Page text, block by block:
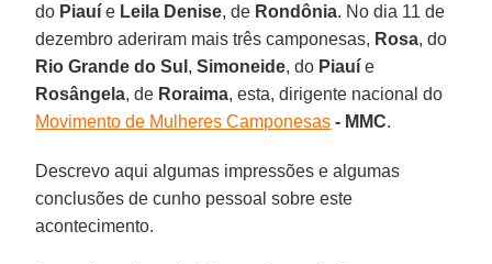
do Piauí e Leila Denise, de Rondônia. No dia 11 de
dezembro aderiram mais três camponesas, Rosa, do
Rio Grande do Sul ,Simoneide, do Piauí e
Rosângela, de Roraima, esta, dirigente nacional do
Movimento de Mulheres Camponesas - MMC.
Descrevo aqui algumas impressões e algumas
conclusões de cunho pessoal sobre este
acontecimento.